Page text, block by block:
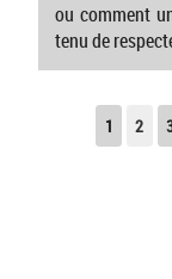
ou comment
tenu de
1 2